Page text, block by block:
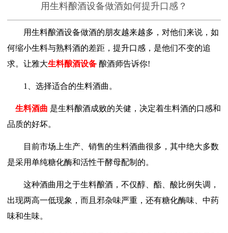
用生料酿酒设备做酒如何提升口感？
用生料酿酒设备做酒的朋友越来越多，对他们来说，如
何缩小生料与熟料酒的差距，提升口感，是他们不变的追
求。让雅大生料酿酒设备 酿酒师告诉你!
1、选择适合的生料酒曲。
生料酒曲 是生料酿酒成败的关健，决定着生料酒的口感和
品质的好坏。
目前市场上生产、销售的生料酒曲很多，其中绝大多数
是采用单纯糖化酶和活性干酵母配制的。
这种酒曲用之于生料酿酒，不仅醇、酯、酸比例失调，
出现两高一低现象，而且邪杂味严重，还有糖化酶味、中药
味和生味。